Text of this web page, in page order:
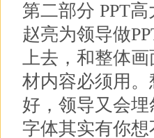
第二部分 PPT
赵亮为领导做
上去，和整体
材内容必须用
好，领导又会
字体其实有你